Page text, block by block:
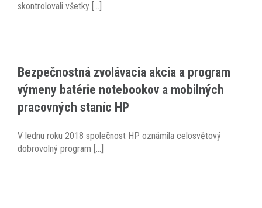
skontrolovali všetky [...]
Bezpečnostná zvolávacia akcia a program
výmeny batérie notebookov a mobilných
pracovných staníc HP
V lednu roku 2018 společnost HP oznámila celosvětový
dobrovolný program [...]